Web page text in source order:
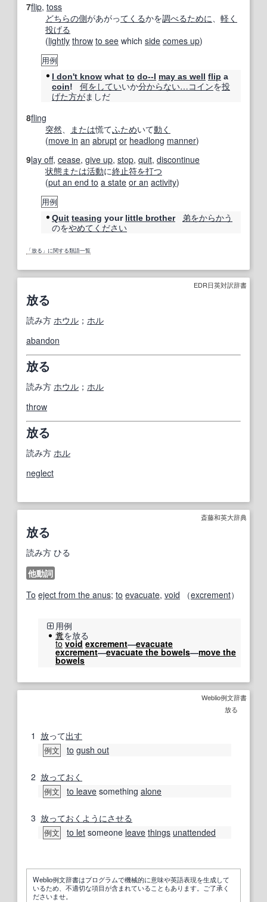
7flip, toss
どちらの側があがってくるかを調べるために
軽く
投げる
(lightly throw to see which side comes up)
用例
I don't know what to do--I may as well flip a
coin! 何を していいか分からない…コインを投
げた方がましだ
8fling
突然
または慌てふためいて動く
(move in an abrupt or headlong manner)
9lay off, cease, give up, stop, quit, discontinue
状態または活動に終止符を打つ
(put an end to a state or an activity)
用例
Quit teasing your little brother 弟をからかう
のをやめてください
「放る」に関する類語一覧
EDR日英対訳辞書
放る
読み方 ホウル ； ホル
abandon
放る
読み方 ホウル ； ホル
throw
放る
読み方 ホル
neglect
斎藤和英大辞典
放る
読み方 ひる
他動詞
To eject from the anus; to evacuate, void （excrement）
用例
糞を放る
to void excrement―evacuate
excrement―evacuate the bowels―move the
bowels
Weblio例文辞書
放る
1 放って出す
例文 to gush out
2 放っておく
例文 to leave something alone
3 放っておく ようにさせる
例文 to let someone leave things unattended
Weblio例文辞書はプログラムで機械的に意味や英語表現を生成して
いるため、不適切な項目が含まれていることもあります。ご了承く
ださいませ。